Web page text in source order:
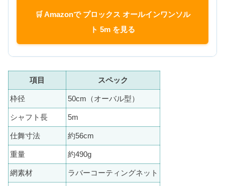
🛒 Amazonで プロックス オールインワンソル
ト 5m を見る
項目 スペック
枠径 50cm（オーバル型）
シャフト長 5m
仕舞寸法 約56cm
重量 約490g
網素材 ラバーコーティングネット